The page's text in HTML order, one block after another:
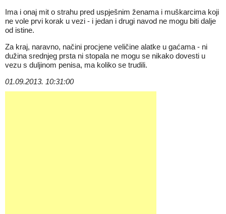
Ima i onaj mit o strahu pred uspješnim ženama i muškarcima koji
ne vole prvi korak u vezi - i jedan i drugi navod ne mogu biti dalje
od istine.
Za kraj, naravno, načini procjene veličine alatke u gaćama - ni
dužina srednjeg prsta ni stopala ne mogu se nikako dovesti u
vezu s duljinom penisa, ma koliko se trudili.
01.09.2013. 10:31:00